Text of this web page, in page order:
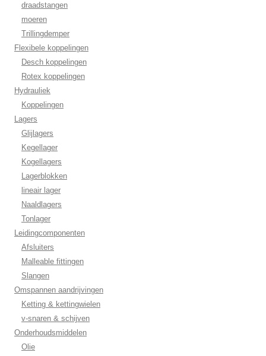
draadstangen
moeren
Trillingdemper
Flexibele koppelingen
Desch koppelingen
Rotex koppelingen
Hydrauliek
Koppelingen
Lagers
Glijlagers
Kegellager
Kogellagers
Lagerblokken
lineair lager
Naaldlagers
Tonlager
Leidingcomponenten
Afsluiters
Malleable fittingen
Slangen
Omspannen aandrijvingen
Ketting & kettingwielen
v-snaren & schijven
Onderhoudsmiddelen
Olie